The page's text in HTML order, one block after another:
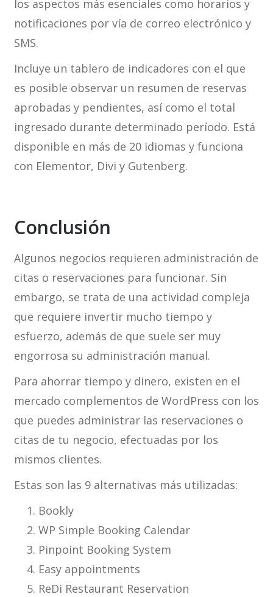
los aspectos más esenciales como horarios y
notificaciones por vía de correo electrónico y
SMS.
Incluye un tablero de indicadores con el que
es posible observar un resumen de reservas
aprobadas y pendientes, así como el total
ingresado durante determinado período. Está
disponible en más de 20 idiomas y funciona
con Elementor, Divi y Gutenberg.
Conclusión
Algunos negocios requieren administración de
citas o reservaciones para funcionar. Sin
embargo, se trata de una actividad compleja
que requiere invertir mucho tiempo y
esfuerzo, además de que suele ser muy
engorrosa su administración manual.
Para ahorrar tiempo y dinero, existen en el
mercado complementos de WordPress con los
que puedes administrar las reservaciones o
citas de tu negocio, efectuadas por los
mismos clientes.
Estas son las 9 alternativas más utilizadas:
Bookly
WP Simple Booking Calendar
Pinpoint Booking System
Easy appointments
ReDi Restaurant Reservation